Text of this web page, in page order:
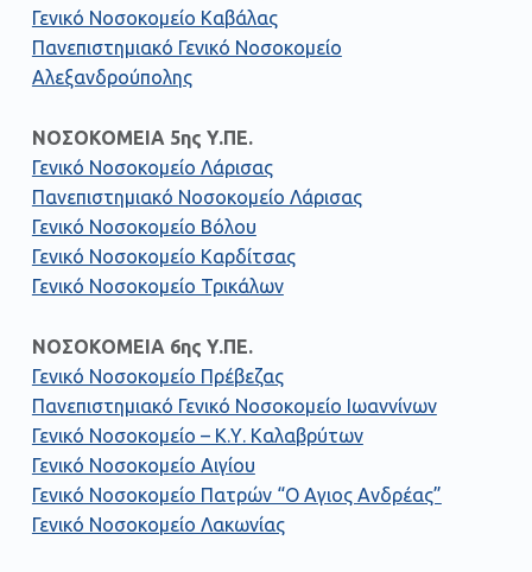
Γενικό Νοσοκομείο Καβάλας
Πανεπιστημιακό Γενικό Νοσοκομείο
Αλεξανδρούπολης
ΝΟΣΟΚΟΜΕΙΑ 5ης Υ.ΠΕ.
Γενικό Νοσοκομείο Λάρισας
Πανεπιστημιακό Νοσοκομείο Λάρισας
Γενικό Νοσοκομείο Βόλου
Γενικό Νοσοκομείο Καρδίτσας
Γενικό Νοσοκομείο Τρικάλων
ΝΟΣΟΚΟΜΕΙΑ 6ης Υ.ΠΕ.
Γενικό Νοσοκομείο Πρέβεζας
Πανεπιστημιακό Γενικό Νοσοκομείο Ιωαννίνων
Γενικό Νοσοκομείο – Κ.Υ. Καλαβρύτων
Γενικό Νοσοκομείο Αιγίου
Γενικό Νοσοκομείο Πατρών “Ο Αγιος Ανδρέας”
Γενικό Νοσοκομείο Λακωνίας